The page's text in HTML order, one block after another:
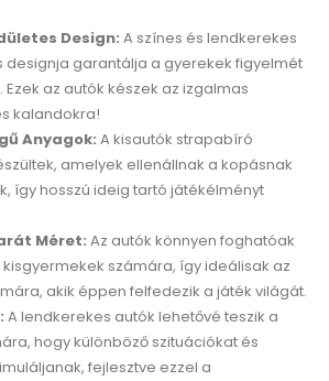
Design: A színes és lendkerekes
designja garantálja a gyerekek figyelmét
Ezek az autók készek az izgalmas
kalandokra!
Anyagok: A kisautók strapabíró
amelyek ellenállnak a kopásnak
így hosszú ideig tartó játékélményt
Méret: Az autók könnyen foghatóak
számára, így ideálisak az
akik éppen felfedezik a játék világát.
A lendkerekes autók lehetővé teszik a
hogy különböző szituációkat és
fejlesztve ezzel a